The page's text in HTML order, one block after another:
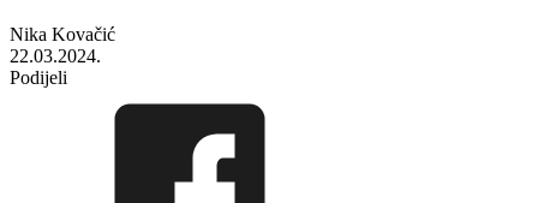
Nika Kovačić
22.03.2024.
Podijeli